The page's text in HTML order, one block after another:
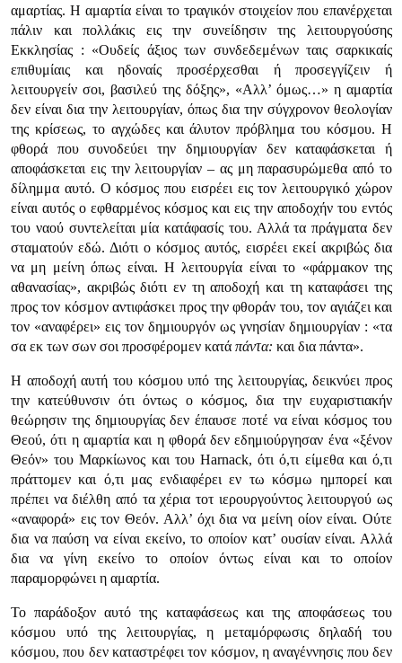
αμαρτίας. Η αμαρτία είναι το τραγικόν στοιχείον που επανέρχεται
πάλιν και πολλάκις εις την συνείδησιν της λειτουργούσης
Εκκλησίας : «Ουδείς άξιος των συνδεδεμένων ταις σαρκικαίς
επιθυμίαις και ηδοναίς προσέρχεσθαι ή προσεγγίζειν ή
λειτουργείν σοι, βασιλεύ της δόξης», «Αλλ’ όμως…» η αμαρτία
δεν είναι δια την λειτουργίαν, όπως δια την σύγχρονον θεολογίαν
της κρίσεως, το αγχώδες και άλυτον πρόβλημα του κόσμου. Η
φθορά που συνοδεύει την δημιουργίαν δεν καταφάσκεται ή
αποφάσκεται εις την λειτουργίαν – ας μη παρασυρώμεθα από το
δίλημμα αυτό. Ο κόσμος που εισρέει εις τον λειτουργικό χώρον
είναι αυτός ο εφθαρμένος κόσμος και εις την αποδοχήν του εντός
του ναού συντελείται μία κατάφασίς του. Αλλά τα πράγματα δεν
σταματούν εδώ. Διότι ο κόσμος αυτός, εισρέει εκεί ακριβώς δια
να μη μείνη όπως είναι. Η λειτουργία είναι το «φάρμακον της
αθανασίας», ακριβώς διότι εν τη αποδοχή και τη καταφάσει της
προς τον κόσμον αντιφάσκει προς την φθοράν του, τον αγιάζει και
τον «αναφέρει» εις τον δημιουργόν ως γνησίαν δημιουργίαν : «τα
σα εκ των σων σοι προσφέρομεν κατά πάντα: και δια πάντα».
Η αποδοχή αυτή του κόσμου υπό της λειτουργίας, δεικνύει προς
την κατεύθυνσιν ότι όντως ο κόσμος, δια την ευχαριστιακήν
θεώρησιν της δημιουργίας δεν έπαυσε ποτέ να είναι κόσμος του
Θεού, ότι η αμαρτία και η φθορά δεν εδημιούργησαν ένα «ξένον
Θεόν» του Μαρκίωνος και του Harnack, ότι ό,τι είμεθα και ό,τι
πράττομεν και ό,τι μας ενδιαφέρει εν τω κόσμω ημπορεί και
πρέπει να διέλθη από τα χέρια τοτ ιερουργούντος λειτουργού ως
«αναφορά» εις τον Θεόν. Αλλ’ όχι δια να μείνη οίον είναι. Ούτε
δια να παύση να είναι εκείνο, το οποίον κατ’ ουσίαν είναι. Αλλά
δια να γίνη εκείνο το οποίον όντως είναι και το οποίον
παραμορφώνει η αμαρτία.
Το παράδοξον αυτό της καταφάσεως και της αποφάσεως του
κόσμου υπό της λειτουργίας, η μεταμόρφωσις δηλαδή του
κόσμου, που δεν καταστρέφει τον κόσμον, η αναγέννησις που δεν